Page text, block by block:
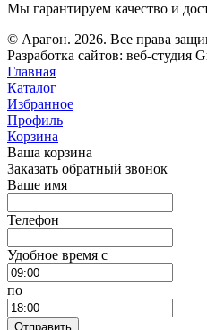
Мы гарантируем качество и
© Арагон. 2026. Все права
Разработка сайтов: веб-студия
Главная
Каталог
Избранное
Профиль
Корзина
Ваша корзина
Заказать обратный звонок
Ваше имя
Телефон
Удобное время c
по
Отправить